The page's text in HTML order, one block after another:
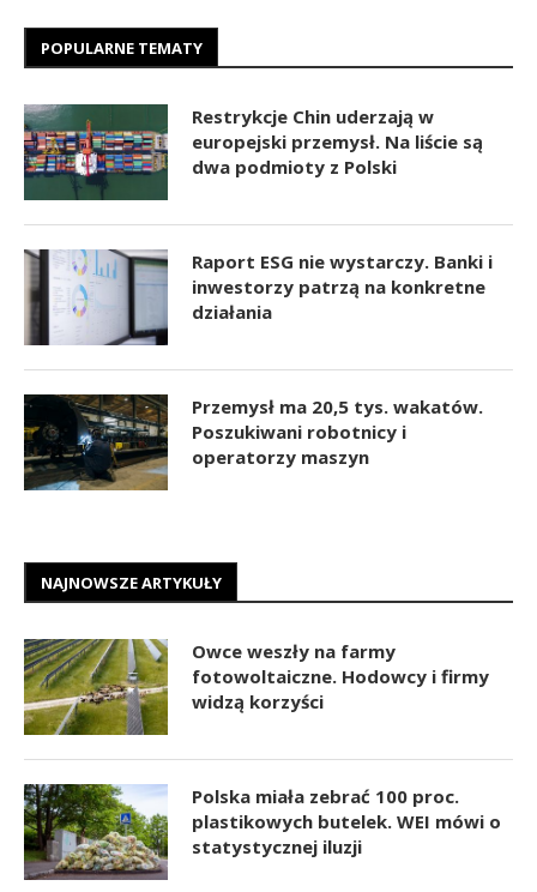
POPULARNE TEMATY
Restrykcje Chin uderzają w
europejski przemysł. Na liście są
dwa podmioty z Polski
Raport ESG nie wystarczy. Banki i
inwestorzy patrzą na konkretne
działania
Przemysł ma 20,5 tys. wakatów.
Poszukiwani robotnicy i
operatorzy maszyn
NAJNOWSZE ARTYKUŁY
Owce weszły na farmy
fotowoltaiczne. Hodowcy i firmy
widzą korzyści
Polska miała zebrać 100 proc.
plastikowych butelek. WEI mówi o
statystycznej iluzji